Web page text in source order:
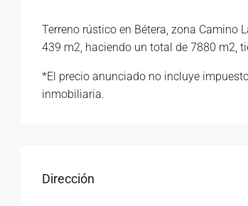
Terreno rústico en Bétera, zona Camino
439 m2, haciendo un total de 7880 m2,
*El precio anunciado no incluye
inmobiliaria.
Dirección